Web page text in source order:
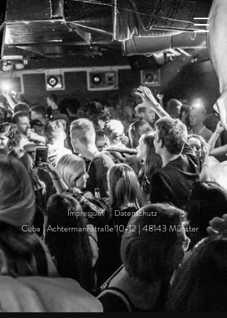
Impressum Datenschutz
Cuba | Achtermannstraße 10-12 | 48143 Münster